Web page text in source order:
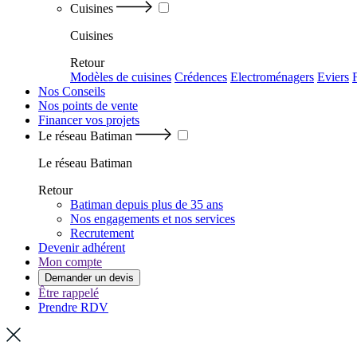
Cuisines
Cuisines
Retour
Modèles de cuisines Crédences Electroménagers Eviers
Nos Conseils
Nos points de vente
Financer vos projets
Le réseau Batiman
Le réseau Batiman
Retour
Batiman depuis plus de 35 ans
Nos engagements et nos services
Recrutement
Devenir adhérent
Mon compte
Demander un devis
Être rappelé
Prendre RDV